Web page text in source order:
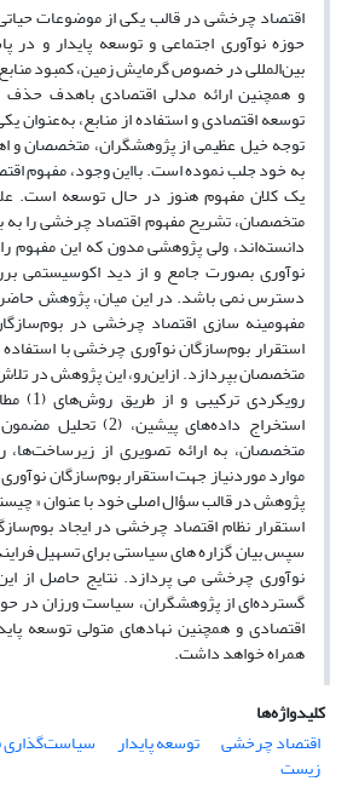
اقتصاد چرخشی در قالب یکی از موضوعات
حوزه نوآوری اجتماعی و توسعه پایدار و در
بین‌المللی در خصوص گرمایش زمین، کمبود
و همچنین ارائه مدلی اقتصادی باهدف حذف
توسعه اقتصادی و استفاده از منابع، به‌عنوان‌
توجه خیل عظیمی از پژوهشگران، متخصصان و
به خود جلب نموده است. بااین وجود، مفهوم
یک کلان مفهوم هنوز در حال توسعه است.
متخصصان، تشریح مفهوم اقتصاد چرخشی را به
دانسته‌اند، ولی پژوهشی مدون که این مفهوم
نوآوری بصورت جامع و از دید اکوسیستمی
دسترس نمی باشد. در این میان، پژوهش
مفهومینه سازی اقتصاد چرخشی در
استقرار بوم‌سازگان نوآوری چرخشی با
متخصصان بپردازد. ازاین‌رو، این پژوهش در
رویکردی
استخراج داده‌های
متخصصان، به ارائه تصویری از زیرساخت‌ها،
موارد موردنیاز جهت استقرار بوم‌سازگان
پژوهش در قالب سؤال اصلی خود با عنوان «
استقرار نظام اقتصاد چرخشی در ایجاد
سپس بیان گزاره های سیاستی برای تسهیل
نوآوری چرخشی می پردازد. نتایج حاصل از
گسترده‌ای از پژوهشگران، سیاست ورزان در
اقتصادی و همچنین نهادهای متولی توسعه
همراه خواهد داشت.
کلیدواژه‌ها
اقتصاد چرخشی
توسعه پایدار سیاست‌گذاری
زیست